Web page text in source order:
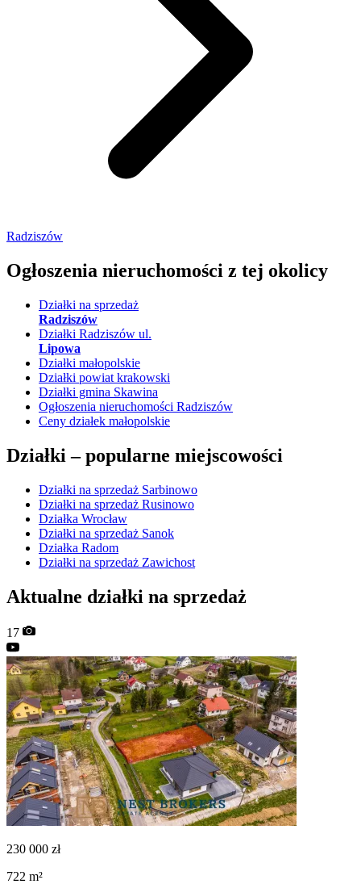
Radziszów
Ogłoszenia nieruchomości z tej okolicy
Działki na sprzedaż
Radziszów
Działki Radziszów ul.
Lipowa
Działki małopolskie
Działki powiat krakowski
Działki gmina Skawina
Ogłoszenia nieruchomości Radziszów
Ceny działek małopolskie
Działki –popularne miejscowości
Działki na sprzedaż Sarbinowo
Działki na sprzedaż Rusinowo
Działka Wrocław
Działki na sprzedaż Sanok
Działka Radom
Działki na sprzedaż Zawichost
Aktualne działki na sprzedaż
17
230 000 zł
722 m²